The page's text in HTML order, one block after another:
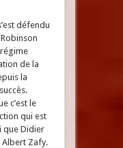
défendu
de la
la
c’est le
qui est
que Didier
Albert Zafy.